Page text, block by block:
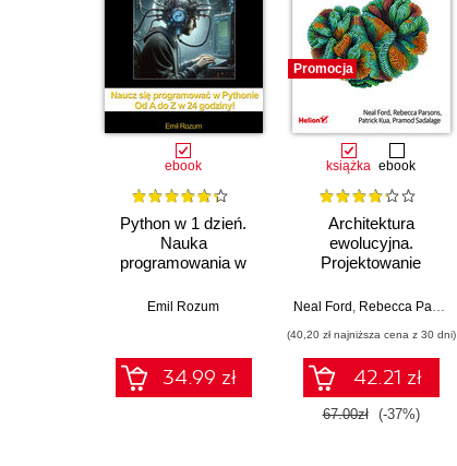
ebook
Python w 1 dzień.
Nauka
programowania w
godziny od A do Z
Emil Rozum
34.99 zł
Promocja
książka ebook
Architektura
ewolucyjna.
Projektowanie
wsparcie zmian.
Neal Ford , Rebecca Parsons
(40,20 zł najniższa cena z 30 dni)
42.21 zł
67.00zł (-37%)